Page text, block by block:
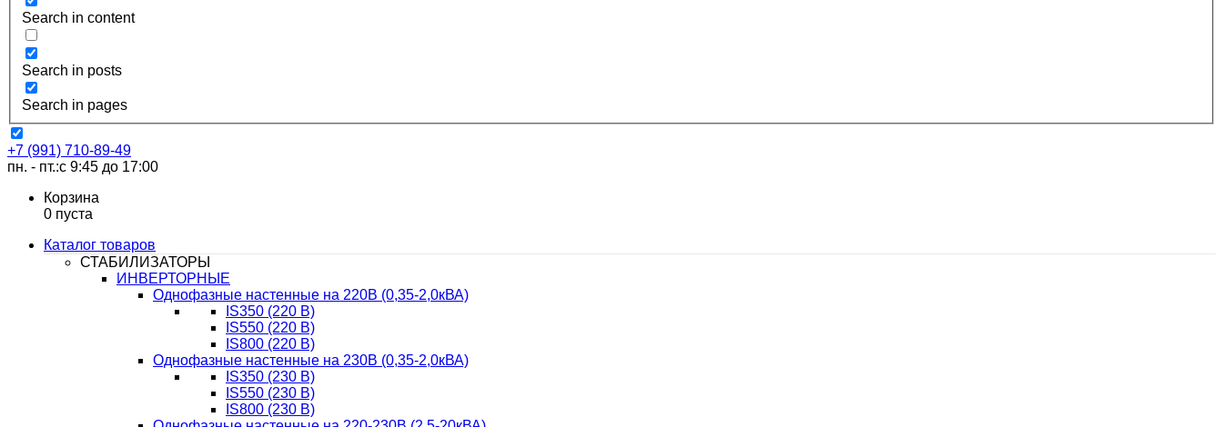
Search in content
Search in posts
Search in pages
+7 (991) 710-89-49
пн. - пт.:с 9:45 до 17:00
Корзина
0 пуста
Каталог товаров
СТАБИЛИЗАТОРЫ
ИНВЕРТОРНЫЕ
Однофазные настенные на 220В (0,35-2,0кВА)
IS350 (220 В)
IS550 (220 В)
IS800 (220 В)
Однофазные настенные на 230В (0,35-2,0кВА)
IS350 (230 В)
IS550 (230 В)
IS800 (230 В)